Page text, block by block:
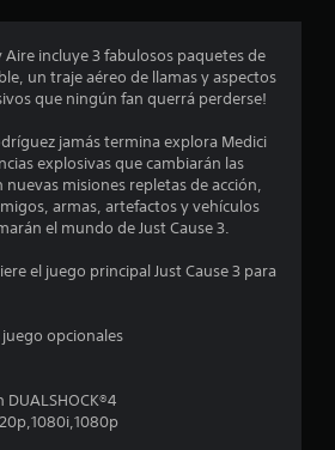
e
s
t
r
e
Aire incluye 3 fabulosos paquetes de
un traje aéreo de llamas y aspectos
que ningún fan querrá perderse!
jamás termina explora Medici
explosivas que cambiarán las
nuevas misiones repletas de acción,
armas, artefactos y vehículos
el mundo de Just Cause 3.
el juego principal Just Cause 3 para
opcionales